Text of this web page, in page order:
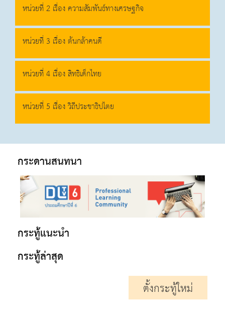
หน่วยที่ 2 เรื่อง ความสัมพันธ์ทางเศรษฐกิจ
หน่วยที่ 3 เรื่อง ต้นกล้าคนดี
หน่วยที่ 4 เรื่อง สิทธิเด็กไทย
หน่วยที่ 5 เรื่อง วิถีประชาธิปไตย
กระดานสนทนา
กระทู้แนะนำ
กระทู้ล่าสุด
ตั้งกระทู้ใหม่